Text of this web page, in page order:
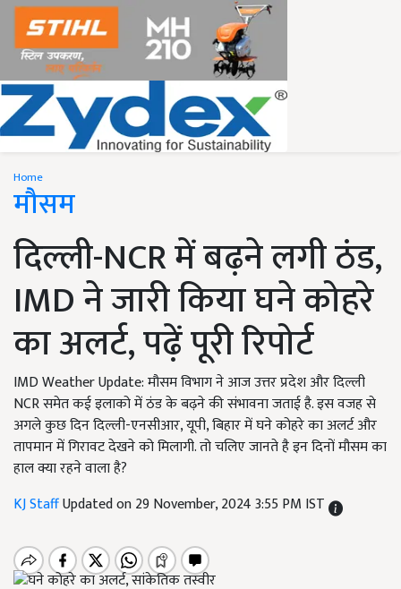
Home
मौसम
दिल्ली-NCR में बढ़ने लगी ठंड,
IMD ने जारी किया घने कोहरे
का अलर्ट, पढ़ें पूरी रिपोर्ट
IMD Weather Update: मौसम विभाग ने आज उत्तर प्रदेश और दिल्ली
NCR समेत कई इलाको में ठंड के बढ़ने की संभावना जताई है. इस वजह से
अगले कुछ दिन दिल्ली-एनसीआर, यूपी, बिहार में घने कोहरे का अलर्ट और
तापमान में गिरावट देखने को मिलागी. तो चलिए जानते है इन दिनों मौसम का
हाल क्या रहने वाला है?
KJ StaffUpdated on 29 November, 2024 3:55 PM IST